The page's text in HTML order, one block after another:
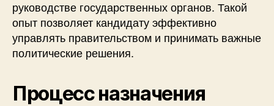
руководстве государственных органов. Такой
опыт позволяет кандидату эффективно
управлять правительством и принимать важные
политические решения.
Процесс назначения